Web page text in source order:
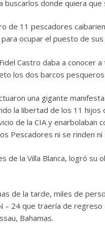
donde quiera que
de 11 pescadores
ocupar el puesto de
Castro daba a conocer
los dos barcos pesqueros
una gigante
la libertad de los 11 hijos
de la CIA y enarbolaban
Pescadores ni se rinden ni
de la Villa Blanca, logró su
de la tarde, miles de
– 24 que traería de
Bahamas.